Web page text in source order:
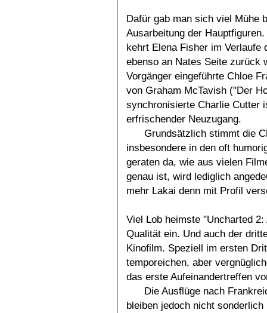
Dafür gab man sich viel Mühe
Ausarbeitung der
kehrt Elena Fisher im Verlaufe
ebenso an Nates Seite zurück
Vorgänger eingeführte Chloe
von Graham McTavish ("Der
synchronisierte Charlie Cutter
erfrischender Neuzugang.
Grundsätzlich stimmt die
insbesondere in den oft
geraten da, wie aus vielen
genau ist, wird lediglich
mehr Lakai denn mit Profil
Viel Lob heimste "Uncharted
Qualität ein. Und auch der
Kinofilm. Speziell im ersten
temporeichen, aber
das erste Aufeinandertreffen
Die Ausflüge nach
bleiben jedoch nicht